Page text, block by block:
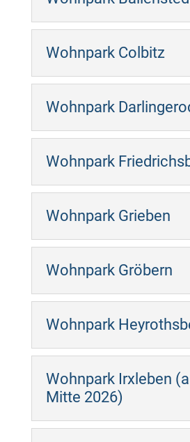
Wohnpark Colbitz
Wohnpark
Wohnpark
Wohnpark Grieben
Wohnpark Gröbern
Wohnpark
Wohnpark Irxleben
Mitte 2026)